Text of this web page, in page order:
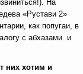
На
«Рустави 2»
как попугаи, в
с абхазами и
них хотим и